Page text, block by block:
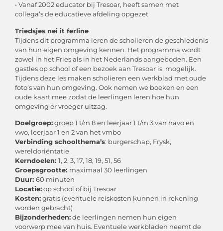
• Vanaf 2002 educator bij Tresoar, heeft samen met
collega’s de educatieve afdeling opgezet
Triedsjes nei it ferline
Tijdens dit programma leren de scholieren de geschiedenis
van hun eigen omgeving kennen. Het programma wordt
zowel in het Fries als in het Nederlands aangeboden. Een
gastles op school of een bezoek aan Tresoar is mogelijk.
Tijdens deze les maken scholieren een werkblad met oude
foto’s van hun omgeving. Ook nemen we boeken en een
oude kaart mee zodat de leerlingen leren hoe hun
omgeving er vroeger uitzag.
Doelgroep:groep 1 t/m 8 en leerjaar 1 t/m 3 van havo en
vwo, leerjaar 1 en 2 van het vmbo
Verbinding schoolthema’s: burgerschap, Frysk,
wereldoriëntatie
Kerndoelen: 1, 2, 3, 17, 18, 19, 51, 56
Groepsgrootte: maximaal 30 leerlingen
Duur: 60 minuten
Locatie:op school of bij Tresoar
Kosten:gratis (eventuele reiskosten kunnen in rekening
worden gebracht)
Bijzonderheden:de leerlingen nemen hun eigen
voorwerp mee van huis. Eventuele werkbladen neemt de